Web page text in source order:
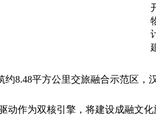
平方公里交旅融合示范区，汉
作为双核引擎，将建设成融文化